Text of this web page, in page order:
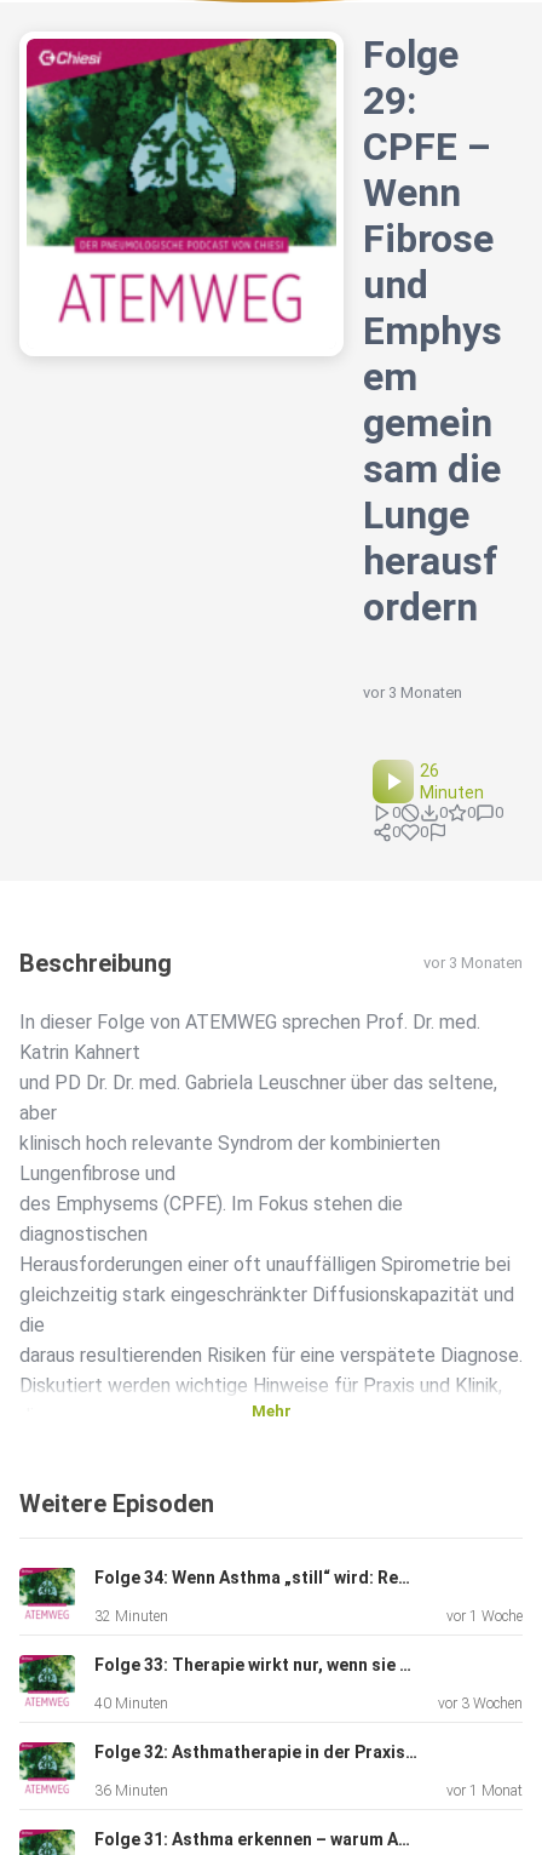
Folge
29:
CPFE –
Wenn
Fibrose
und
Emphys
em
gemein
sam die
Lunge
herausf
ordern
vor 3 Monaten
26
Minuten
0 0 0
0
0
0
Beschreibung vor 3 Monaten
In dieser Folge von ATEMWEG sprechen Prof. Dr. med.
Katrin Kahnert
und PD Dr. Dr. med. Gabriela Leuschner über das seltene,
aber
klinisch hoch relevante Syndrom der kombinierten
Lungenfibrose und
des Emphysems (CPFE). Im Fokus stehen die
diagnostischen
Herausforderungen einer oft unauffälligen Spirometrie bei
gleichzeitig stark eingeschränkter Diffusionskapazität und
die
daraus resultierenden Risiken für eine verspätete Diagnose.
Diskutiert werden wichtige Hinweise für Praxis und Klinik,
begrenzten, aber relevanten Therapieoptionen inklusive
Management von
Komorbiditäten. Folge 29: CPFE – Wenn Fibrose und
Emphysem
gemeinsam die Lunge herausfordern
Themenschwerpunkte: •
Herausforderungen • Therapieansätze und Management
von
Versorgung
Mehr
Weitere Episoden
Folge 34: Wenn Asthma „still“ wird: Remission als Therapieziel
32 Minuten vor 1 Woche
Folge 33: Therapie wirkt nur, wenn sie ankommt – Asthma‑Adhärenz im Praxisalltag
40 Minuten vor 3 Wochen
Folge 32: Asthmatherapie in der Praxis: wenn Stufenschema auf Realität trifft
36 Minuten vor 1 Monat
Folge 31: Asthma erkennen – warum Awareness der erste Therapieschritt ist